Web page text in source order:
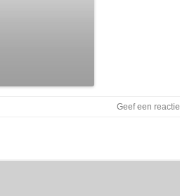
Geef een reactie